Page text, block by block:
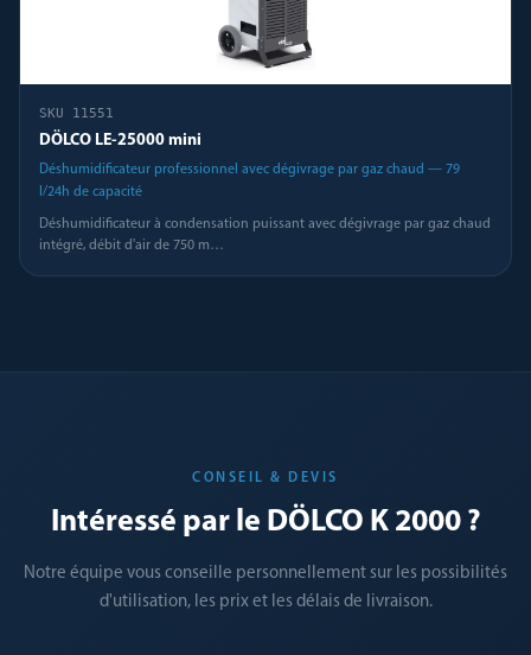
SKU 11551
DÖLCO LE-25000 mini
Déshumidificateur professionnel avec dégivrage par gaz chaud — 79
l/24h de capacité
Déshumidificateur à condensation puissant avec dégivrage par gaz chaud
intégré, débit d'air de 750 m…
CONSEIL & DEVIS
Intéressé par le DÖLCO K 2000 ?
Notre équipe vous conseille personnellement sur les possibilités
d'utilisation, les prix et les délais de livraison.